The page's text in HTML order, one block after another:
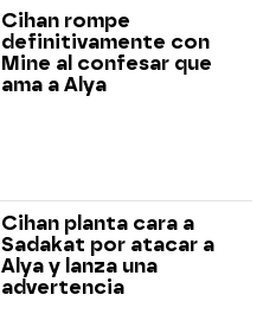
Cihan rompe
definitivamente con
Mine al confesar que
ama a Alya
Cihan planta cara a
Sadakat por atacar a
Alya y lanza una
advertencia